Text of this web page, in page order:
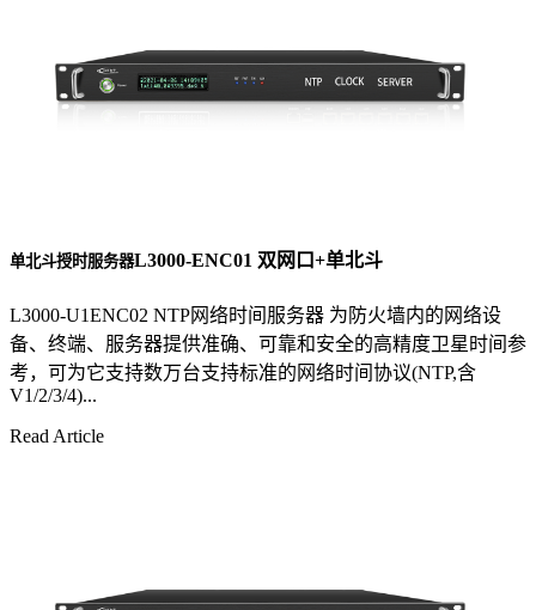
单北斗授时服务器L3000-ENC01 双网口+单北斗
L3000-U1ENC02 NTP网络时间服务器 为防火墙内的网络设
备、终端、服务器提供准确、可靠和安全的高精度卫星时间参
考，可为它支持数万台支持标准的网络时间协议(NTP,含
V1/2/3/4)...
Read Article